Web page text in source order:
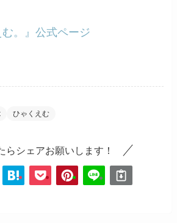
。』公式ページ
ひゃくえむ
らシェアお願いします！